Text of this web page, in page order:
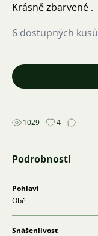
Krásně zbarvené .
6 dostupných kusů
1029 4
Podrobnosti
Pohlaví
Obě
Snášenlivost